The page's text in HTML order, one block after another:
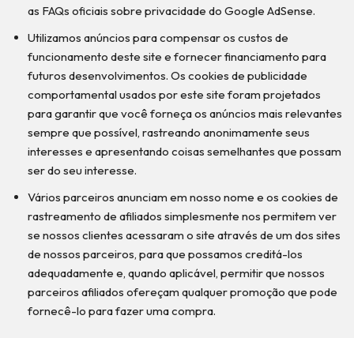
as FAQs oficiais sobre privacidade do Google AdSense.
Utilizamos anúncios para compensar os custos de
funcionamento deste site e fornecer financiamento para
futuros desenvolvimentos. Os cookies de publicidade
comportamental usados ​​por este site foram projetados
para garantir que você forneça os anúncios mais relevantes
sempre que possível, rastreando anonimamente seus
interesses e apresentando coisas semelhantes que possam
ser do seu interesse.
Vários parceiros anunciam em nosso nome e os cookies de
rastreamento de afiliados simplesmente nos permitem ver
se nossos clientes acessaram o site através de um dos sites
de nossos parceiros, para que possamos creditá-los
adequadamente e, quando aplicável, permitir que nossos
parceiros afiliados ofereçam qualquer promoção que pode
fornecê-lo para fazer uma compra.